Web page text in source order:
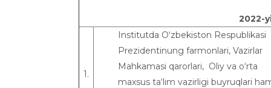
2022-
1.
Institutda O‘zbekiston Respublikasi
Prezidentinung farmonlari, Vazirlar
Mahkamasi qarorlari, Oliy va o‘rta
maxsus ta‘lim vazirligi buyruqlari